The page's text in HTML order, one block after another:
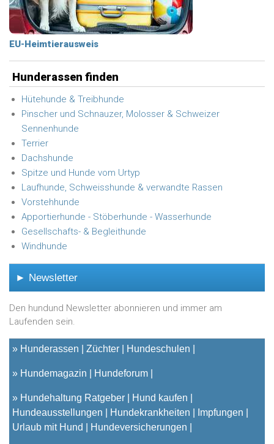
EU-Heimtierausweis
Hunderassen finden
Hütehunde & Treibhunde
Pinscher und Schnauzer, Molosser & Schweizer
Sennenhunde
Terrier
Dachshunde
Spitze und Hunde vom Urtyp
Laufhunde, Schweisshunde & verwandte Rassen
Vorstehhunde
Apportierhunde - Stöberhunde - Wasserhunde
Gesellschafts- & Begleithunde
Windhunde
► Newsletter
Den hundund Newsletter abonnieren und immer am
Laufenden sein.
» Hunderassen Züchter Hundeschulen
» Hundemagazin Hundeforum
» Hundehaltung Ratgeber
Hund kaufen
Hundeausstellungen
Hundekrankheiten
Impfungen
Urlaub mit Hund
Hundeversicherungen